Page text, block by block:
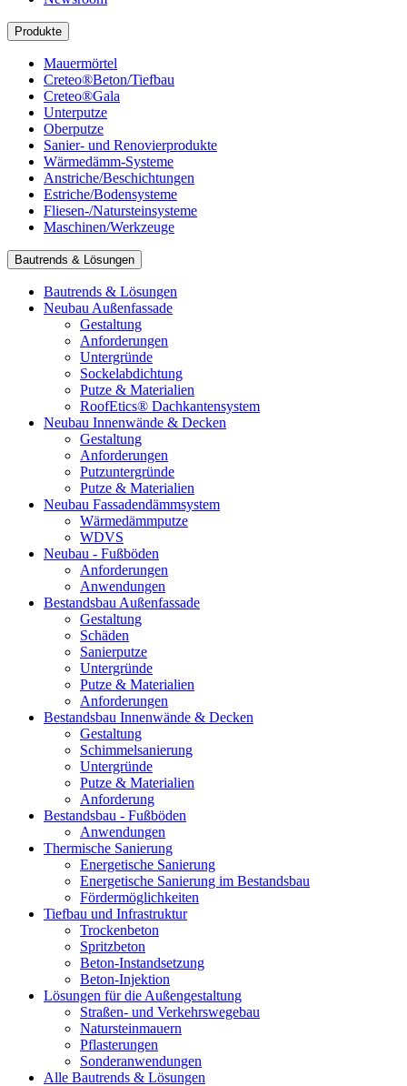
Produkte
Mauermörtel
Creteo®Beton/Tiefbau
Creteo®Gala
Unterputze
Oberputze
Sanier- und Renovierprodukte
Wärmedämm-Systeme
Anstriche/Beschichtungen
Estriche/Bodensysteme
Fliesen-/Natursteinsysteme
Maschinen/Werkzeuge
Bautrends & Lösungen
Bautrends & Lösungen
Neubau Außenfassade
Gestaltung
Anforderungen
Untergründe
Sockelabdichtung
Putze & Materialien
RoofEtics® Dachkantensystem
Neubau Innenwände & Decken
Gestaltung
Anforderungen
Putzuntergründe
Putze & Materialien
Neubau Fassadendämmsystem
Wärmedämmputze
WDVS
Neubau - Fußböden
Anforderungen
Anwendungen
Bestandsbau Außenfassade
Gestaltung
Schäden
Sanierputze
Untergründe
Putze & Materialien
Anforderungen
Bestandsbau Innenwände & Decken
Gestaltung
Schimmelsanierung
Untergründe
Putze & Materialien
Anforderung
Bestandsbau - Fußböden
Anwendungen
Thermische Sanierung
Energetische Sanierung
Energetische Sanierung im Bestandsbau
Fördermöglichkeiten
Tiefbau und Infrastruktur
Trockenbeton
Spritzbeton
Beton-Instandsetzung
Beton-Injektion
Lösungen für die Außengestaltung
Straßen- und Verkehrswegebau
Natursteinmauern
Pflasterungen
Sonderanwendungen
Alle Bautrends & Lösungen